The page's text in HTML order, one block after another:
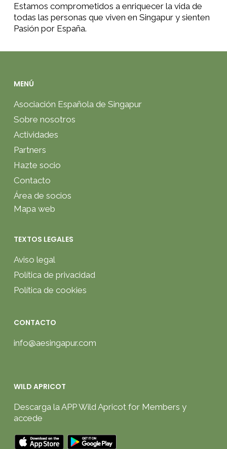
Estamos comprometidos a enriquecer la vida de
todas las personas que viven en Singapur y sienten
Pasión por España.
MENÚ
Asociación Española de Singapur
Sobre nosotros
Actividades
Partners
Hazte socio
Contacto
Área de socios
Mapa web
TEXTOS LEGALES
Aviso legal
Política de privacidad
Política de cookies
CONTACTO
info@aesingapur.com
WILD APRICOT
Descarga la APP Wild Apricot for Members y
accede